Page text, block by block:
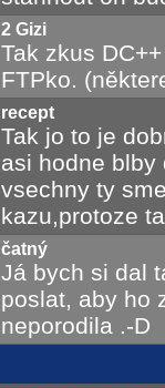
2 Gizi
Tak zkus
FTPko.
recept
Tak jo to je
asi hodne blby
vsechny ty
kazu,protoze
čatný
Já bych si dal
poslat, aby ho
neporodila .-D